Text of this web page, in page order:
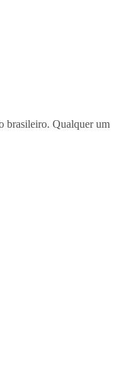
brasileiro. Qualquer um